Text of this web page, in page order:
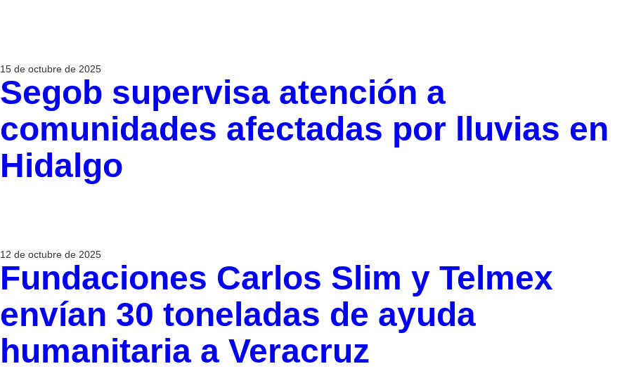
15 de octubre de 2025
Segob supervisa atención a
comunidades afectadas por lluvias en
Hidalgo
12 de octubre de 2025
Fundaciones Carlos Slim y Telmex
envían 30 toneladas de ayuda
humanitaria a Veracruz